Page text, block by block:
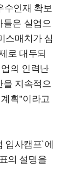
수인재 확보
은 실업으
스매치가 심
로 대두되
의 인력난
지속적으
획"이라고
입사캠프`에
의 설명을